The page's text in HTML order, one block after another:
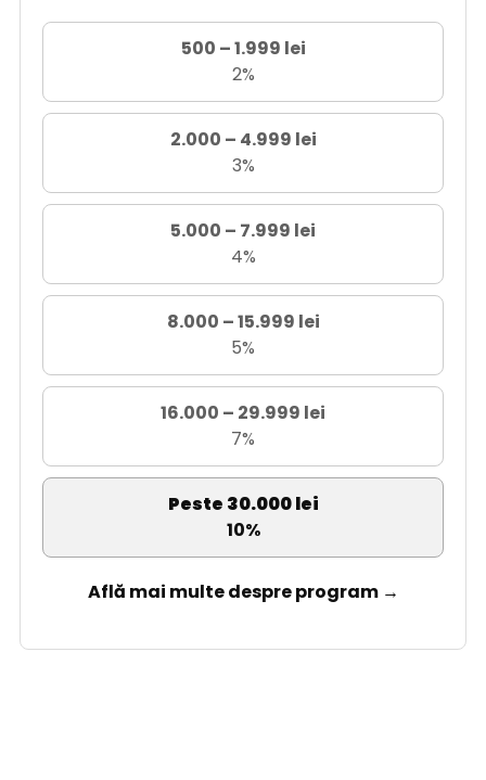
500 – 1.999 lei
2%
2.000 – 4.999 lei
3%
5.000 – 7.999 lei
4%
8.000 – 15.999 lei
5%
16.000 – 29.999 lei
7%
Peste 30.000 lei
10%
Află mai multe despre program →